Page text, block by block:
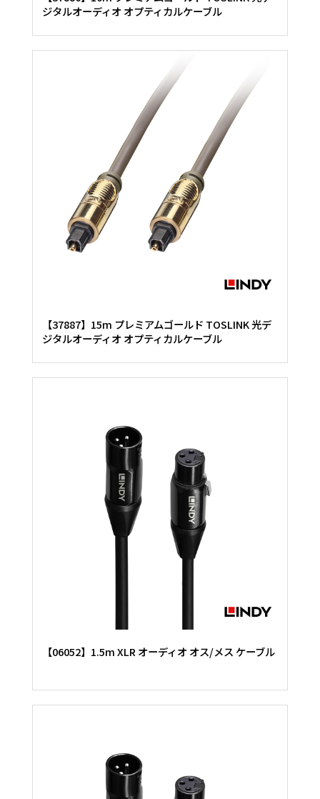
ジタルオーディオ オプティカルケーブル
【37887】15m プレミアムゴールド TOSLINK 光デ
ジタルオーディオ オプティカルケーブル
【06052】1.5m XLR オーディオ オス/メス ケーブル